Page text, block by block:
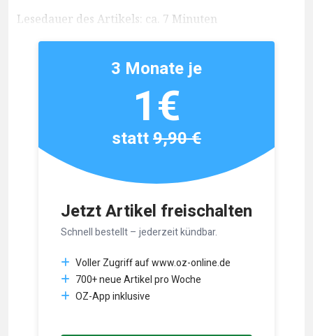
Lesedauer des Artikels: ca. 7 Minuten
Jetzt Artikel freischalten
Schnell bestellt – jederzeit kündbar.
Voller Zugriff auf www.oz-online.de
700+ neue Artikel pro Woche
OZ-App inklusive
3 Monate je
1€
statt9,90 €